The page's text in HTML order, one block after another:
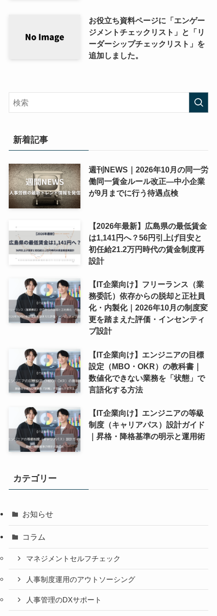
お役立ち資料ページに「エンゲー
ジメントチェックリスト」と「リ
ーダーシップチェックリスト」を
追加しました。
新着記事
週刊NEWS｜2026年10月の同一労
働同一賃金ルール改正―中小企業
が9月までに行う待遇点検
【2026年最新】広島県の最低賃金
は1,141円へ？56円引上げ目安と
初任給21.2万円時代の賃金制度再
設計
【IT企業向け】フリーランス（業
務委託）依存からの脱却と正社員
化・内製化｜2026年10月の制度変
更を踏まえた評価・インセンティ
ブ設計
【IT企業向け】エンジニアの目標
設定（MBO・OKR）の教科書｜
数値化できない業務を「状態」で
言語化する方法
【IT企業向け】エンジニアの等級
制度（キャリアパス）設計ガイド
｜昇格・降格基準の明示と運用術
カテゴリー
お知らせ
コラム
マネジメントセルフチェック
人事制度運用のアウトソーシング
人事管理のDXサポート